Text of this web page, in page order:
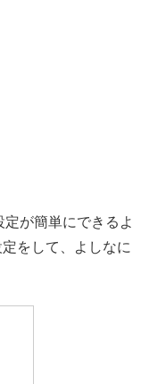
が簡単にできるよ
をして、よしなに